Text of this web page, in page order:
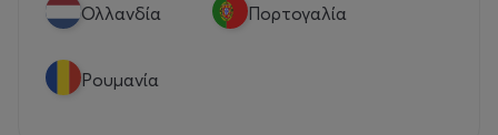
Ολλανδία Πορτογαλία
Ρουμανία